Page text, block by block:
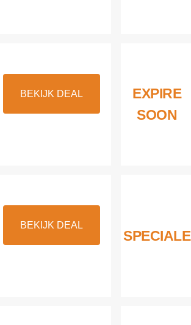
BEKIJK DEAL
EXPIRE
SOON
BEKIJK DEAL
SPECIALE